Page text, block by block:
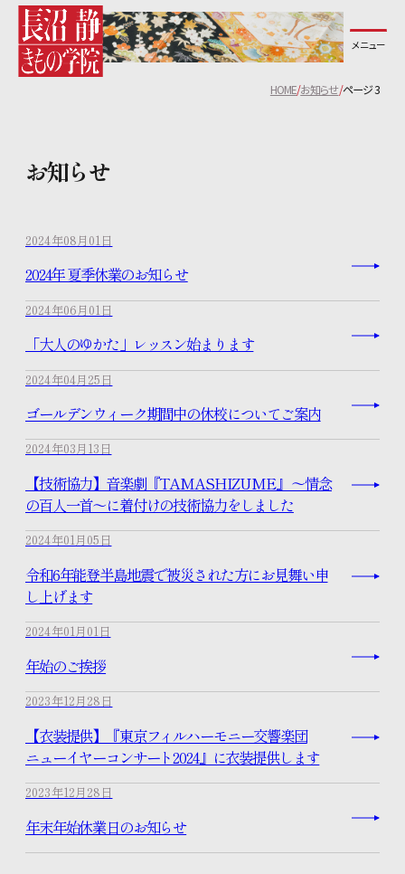
長沼静きもの学院について
教室一覧
講師紹介
生徒の声
きものお役立ちコラム
スタッフブログ
資料請求はこちら
特設コンテンツ
メニュー
HOME お知らせ ページ 3
お知らせ
2024年08月01日
2024年 夏季休業のお知らせ
2024年06月01日
「大人のゆかた」レッスン始まります
2024年04月25日
ゴールデンウィーク期間中の休校についてご案内
2024年03月13日
【技術協力】音楽劇『TAMASHIZUME』 ～情念
の百人一首～に着付けの技術協力をしました
2024年01月05日
令和6年能登半島地震で被災された方にお見舞い申
し上げます
2024年01月01日
年始のご挨拶
2023年12月28日
【衣装提供】『東京フィルハーモニー交響楽団
ニューイヤーコンサート2024』に衣装提供します
2023年12月28日
年末年始休業日のお知らせ